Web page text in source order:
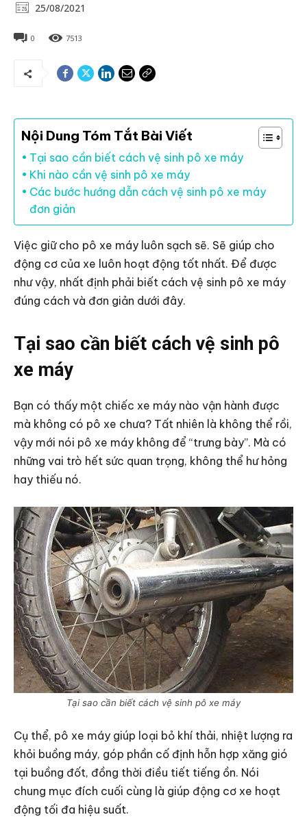
25/08/2021
0 7513
Nội Dung Tóm Tắt Bài Viết
Tại sao cần biết cách vệ sinh pô xe máy
Khi nào cần vệ sinh pô xe máy
Các bước hướng dẫn cách vệ sinh pô xe máy
đơn giản
Việc giữ cho pô xe máy luôn sạch sẽ. Sẽ giúp cho
động cơ của xe luôn hoạt động tốt nhất. Để được
như vậy, nhất định phải biết cách vệ sinh pô xe máy
đúng cách và đơn giản dưới đây.
Tại sao cần biết cách vệ sinh pô
xe máy
Bạn có thấy một chiếc xe máy nào vận hành được
mà không có pô xe chưa? Tất nhiên là không thể rồi,
vậy mới nói pô xe máy không để “trưng bày”. Mà có
những vai trò hết sức quan trọng, không thể hư hỏng
hay thiếu nó.
Tại sao cần biết cách vệ sinh pô xe máy
Cụ thể, pô xe máy giúp loại bỏ khí thải, nhiệt lượng ra
khỏi buồng máy, góp phần cố định hỗn hợp xăng gió
tại buồng đốt, đồng thời điều tiết tiếng ồn. Nói
chung mục đích cuối cùng là giúp động cơ xe hoạt
động tối đa hiệu suất.